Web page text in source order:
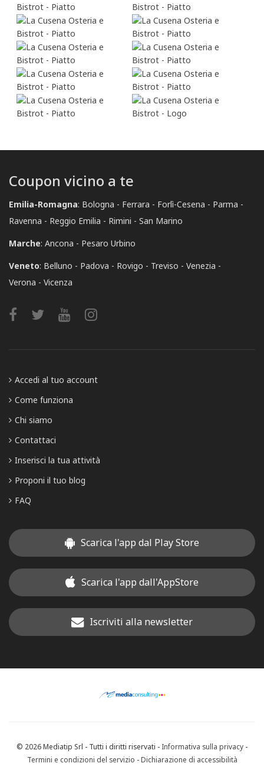
Coupon vicino a te
Emilia-Romagna: Bologna Ferrara Forlì-Cesena
Parma
Ravenna
Reggio Emilia Rimini
San Marino
Marche: Ancona
Pesaro Urbino
Veneto: Belluno Padova Rovigo Treviso
Venezia
Verona
Vicenza
Accedi al tuo account
Come funziona
Chi siamo
Contattaci
Inserisci la tua attività
Proponi il tuo blog
FAQ
Scarica l'app dal Play Store
Scarica l'app dall'AppStore
Iscriviti alla newsletter
© 2026 Mediatip Srl - Tutti i diritti riservati - Informativa sulla privacy -
Termini e condizioni del servizio -Dichiarazione di accessibilità